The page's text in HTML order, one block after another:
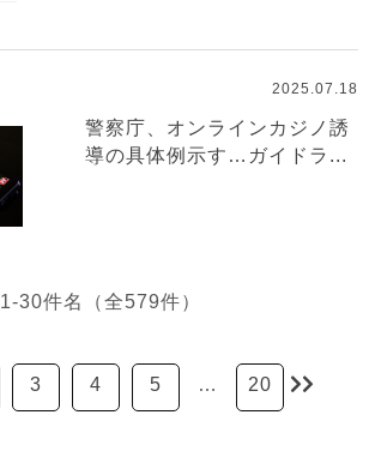
2025.07.18
警察庁、オンラインカジノ誘
導の具体例示す…ガイドラ...
1-30件名（全579件）
3 4 5 … 20